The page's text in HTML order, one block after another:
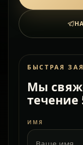
БЫСТРАЯ
Мы
течение
ИМЯ